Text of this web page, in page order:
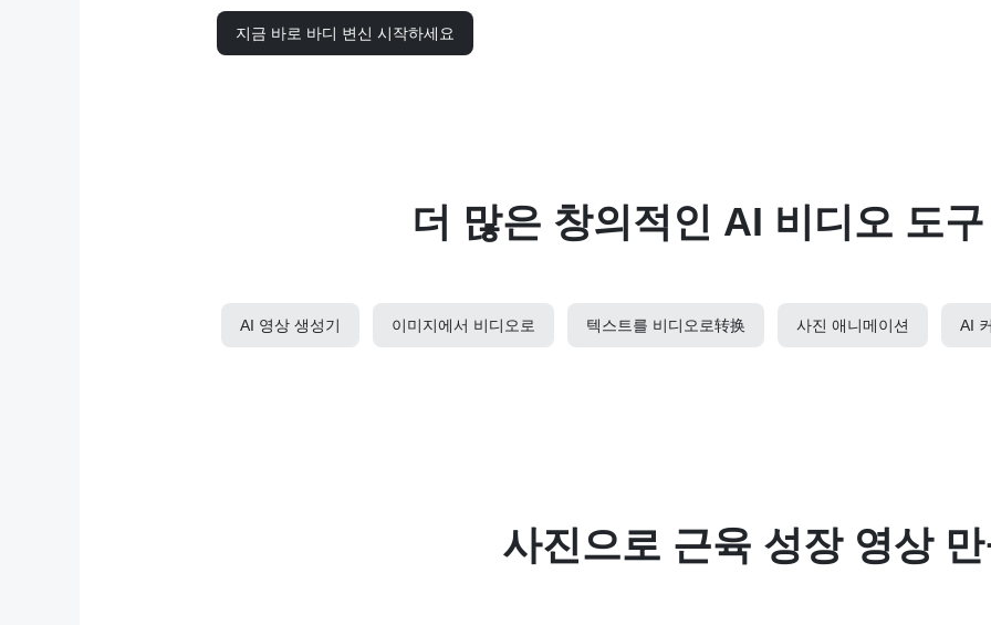
지금 바로 바디 변신 시작하세요
더 많은 창의적인 AI 비디오 도
AI 영상 생성기 이미지에서 비디오로 텍스트를 비디오로转换 사진 애니메이션 AI
사진으로 근육 성장 영상